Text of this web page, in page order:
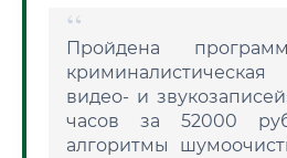
Пройдена
видео- и
часов за 52000
алгоритмы